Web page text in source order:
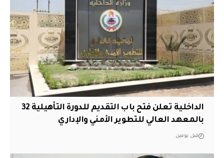
الداخلية تعلن فتح باب التقديم للدورة التأهيلية 32
بالمعهد العالي للتطوير الأمني والإداري
قبل يومين